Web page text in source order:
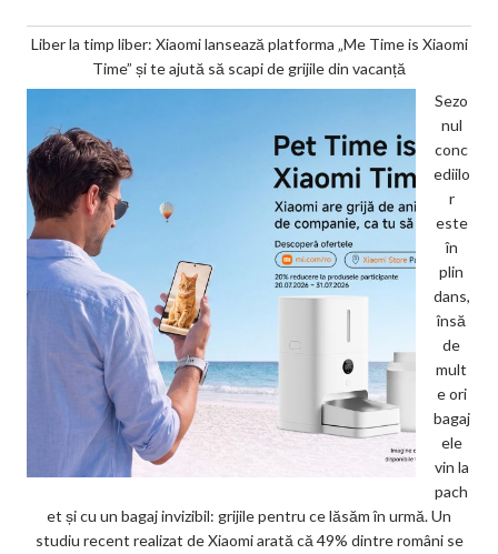
Liber la timp liber: Xiaomi lansează platforma „Me Time is Xiaomi
Time” și te ajută să scapi de grijile din vacanță
Sezo
nul
conc
ediilo
r
este
în
plin
dans,
însă
de
mult
e ori
bagaj
ele
vin la
pach
et și cu un bagaj invizibil: grijile pentru ce lăsăm în urmă. Un
studiu recent realizat de Xiaomi arată că 49% dintre români se